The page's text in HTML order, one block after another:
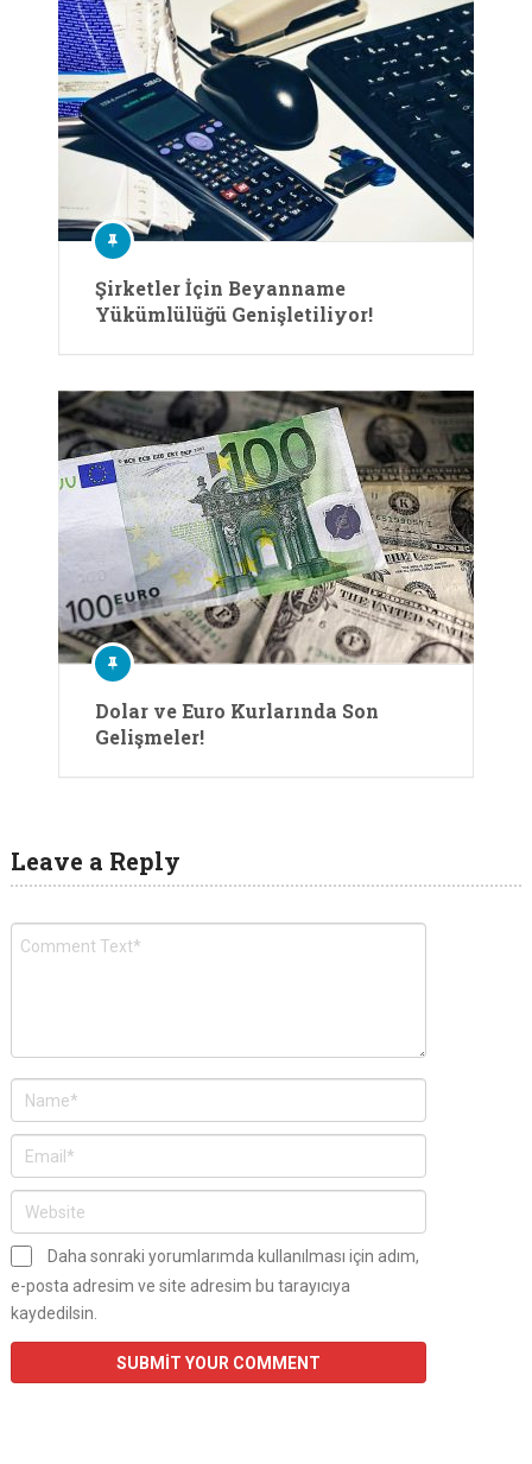
Şirketler İçin Beyanname
Yükümlülüğü Genişletiliyor!
Dolar ve Euro Kurlarında Son
Gelişmeler!
Leave a Reply
Daha sonraki yorumlarımda kullanılması için adım,
e-posta adresim ve site adresim bu tarayıcıya
kaydedilsin.